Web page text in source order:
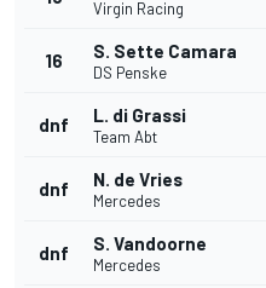
Virgin Racing
16 S. Sette Camara
DS Penske
dnf L. di Grassi
Team Abt
dnf N. de Vries
Mercedes
dnf S. Vandoorne
Mercedes